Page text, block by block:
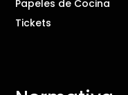
Papeles de Cocina
Tickets